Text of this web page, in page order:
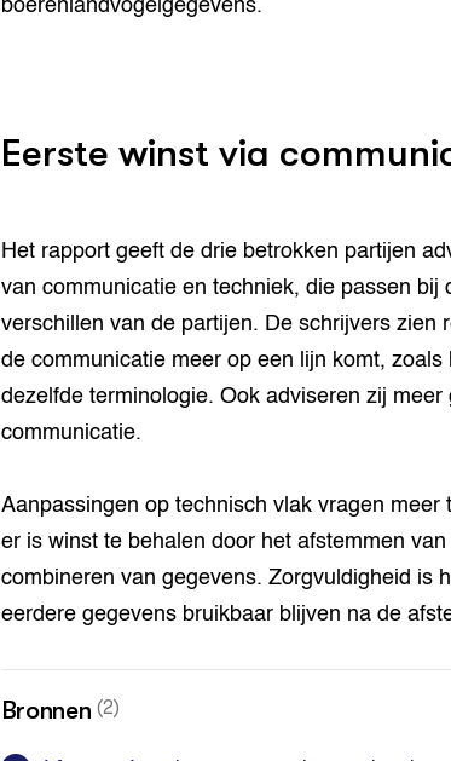
boerenlandvogelgegevens.
Eerste winst via
Het rapport geeft de drie betrokken partijen
van communicatie en techniek, die passen bij
verschillen van de partijen. De schrijvers zien
de communicatie meer op een lijn komt, zoals
dezelfde terminologie. Ook adviseren zij meer
communicatie.
Aanpassingen op technisch vlak vragen meer
er is winst te behalen door het afstemmen
combineren van gegevens. Zorgvuldigheid is
eerdere gegevens bruikbaar blijven na de
Bronnen (2)